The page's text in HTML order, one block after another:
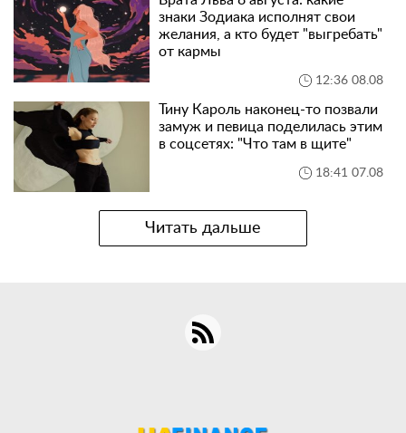
знаки Зодиака исполнят свои
желания, а кто будет "выгребать"
от кармы
12:36 08.08
Тину Кароль наконец-то позвали
замуж и певица поделилась этим
в соцсетях: "Что там в щите"
18:41 07.08
Читать дальше